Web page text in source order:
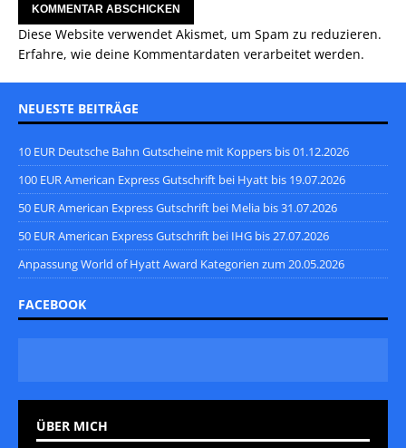
Diese Website verwendet Akismet, um Spam zu reduzieren.
Erfahre, wie deine Kommentardaten verarbeitet werden.
NEUESTE BEITRÄGE
10 EUR Deutsche Bahn Gutscheine mit Koppers bis 01.12.2026
100 EUR American Express Gutschrift bei Hyatt bis 19.07.2026
50 EUR American Express Gutschrift bei Melia bis 31.07.2026
50 EUR American Express Gutschrift bei IHG bis 27.07.2026
Anpassung World of Hyatt Award Kategorien zum 20.05.2026
FACEBOOK
ÜBER MICH